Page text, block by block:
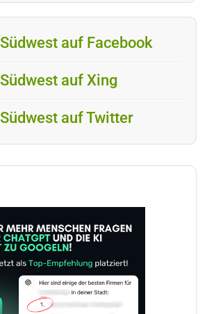
auf Facebook
auf Xing
auf Twitter